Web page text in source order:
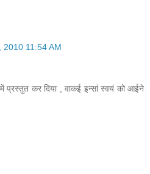
2010 11:54 AM
कर दिया , वाकई इन्सां स्वयं को आईने